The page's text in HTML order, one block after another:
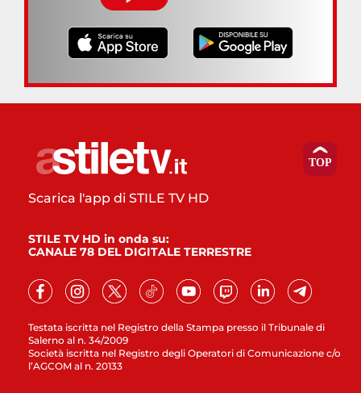
Testata iscritta nel Registro della Stampa presso il Tribunale di
Salerno al n. 34/2009
Società iscritta nel Registro degli Operatori di Comunicazione c/o
l’AGCOM al n. 20133
Scarica l'app di STILE TV HD
STILE TV HD in onda su:
CANALE 78 DEL DIGITALE TERRESTRE